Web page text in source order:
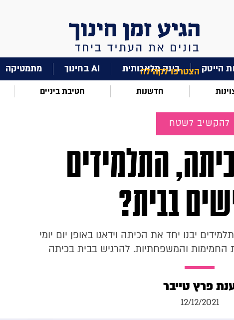
הצטרפו לקהילה הייטק בינה מלאכותית AI בחינוך מתמטיקה
חדשנות חטיבת ביניים
להקשיב לשטח
התלמידים
בבית?
יבנו יחד את הכיתה וידאגו באופן יום יומי
והמשפחתיות. להרגיש בבית בכיתה
פרץ טייבר
12/12/2021